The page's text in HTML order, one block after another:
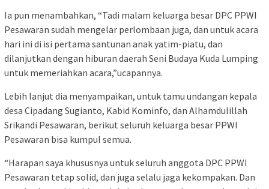
Ia pun menambahkan, “Tadi malam keluarga besar DPC PPWI
Pesawaran sudah mengelar perlombaan juga, dan untuk acara
hari ini di isi pertama santunan anak yatim-piatu, dan
dilanjutkan dengan hiburan daerah Seni Budaya Kuda Lumping
untuk memeriahkan acara,”ucapannya.
Lebih lanjut dia menyampaikan, untuk tamu undangan kepala
desa Cipadang Sugianto, Kabid Kominfo, dan Alhamdulillah
Srikandi Pesawaran, berikut seluruh keluarga besar PPWI
Pesawaran bisa kumpul semua.
“Harapan saya khususnya untuk seluruh anggota DPC PPWI
Pesawaran tetap solid, dan juga selalu jaga kekompakan. Dan